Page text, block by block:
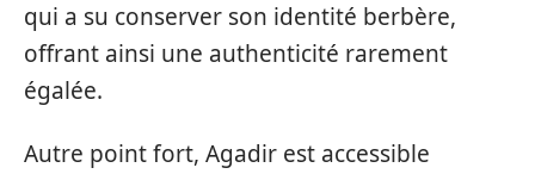
qui a su conserver son identité berbère,
offrant ainsi une authenticité rarement
égalée.
Autre point fort, Agadir est accessible